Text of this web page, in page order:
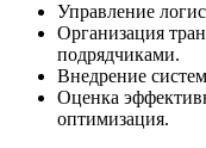
Управление
Организация
подрядчиками.
Внедрение
Оценка
оптимизация.